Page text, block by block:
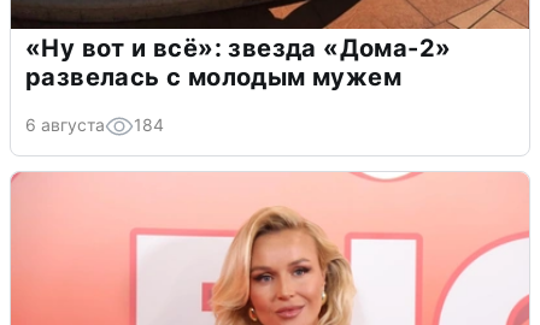
«Ну вот и всё»: звезда «Дома-2»
развелась с молодым мужем
6 августа 184